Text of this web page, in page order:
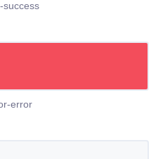
success
error